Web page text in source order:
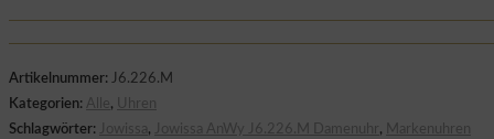
Artikelnummer: J6.226.M
Kategorien: Alle,
Uhren
Schlagwörter: Jowissa, Jowissa AnWy J6.226.M Damenuhr , Markenuhren